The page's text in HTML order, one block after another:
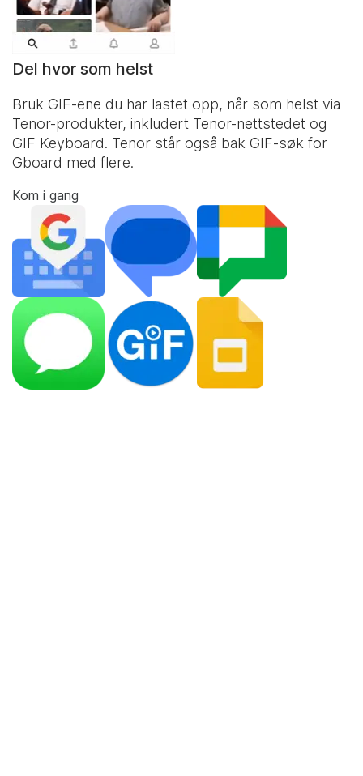
Del hvor som helst
Bruk GIF-ene du har lastet opp, når som helst via
Tenor-produkter, inkludert Tenor-nettstedet og
GIF Keyboard. Tenor står også bak GIF-søk for
Gboard med flere.
Kom i gang